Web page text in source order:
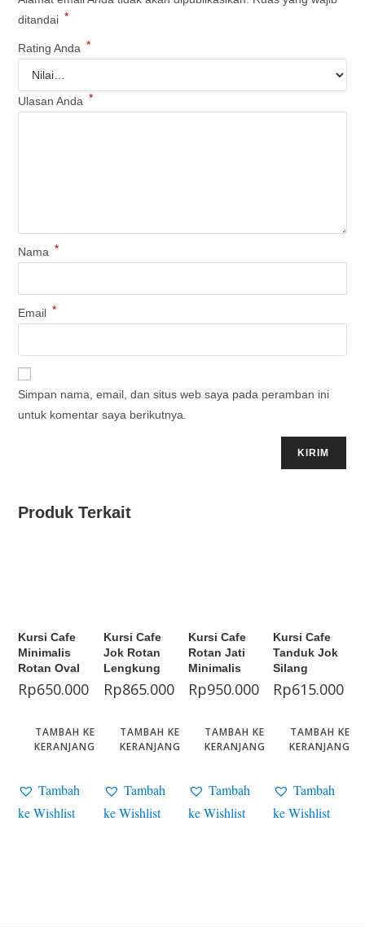
ditandai *
Rating Anda *
Ulasan Anda *
Nama *
Email *
Simpan nama, email, dan situs web saya pada peramban ini
untuk komentar saya berikutnya.
Produk Terkait
Kursi Cafe
Minimalis
Rotan Oval
Rp650.000
TAMBAH KE
KERANJANG
Tambah
ke Wishlist
Kursi Cafe
Jok Rotan
Lengkung
Rp865.000
TAMBAH KE
KERANJANG
Tambah
ke Wishlist
Kursi Cafe
Rotan Jati
Minimalis
Rp950.000
TAMBAH KE
KERANJANG
Tambah
ke Wishlist
Kursi Cafe
Tanduk Jok
Silang
Rp615.000
TAMBAH KE
KERANJANG
Tambah
ke Wishlist